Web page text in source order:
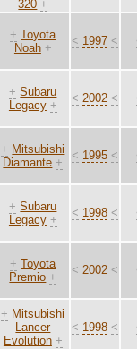
320 +
+ Toyota
Noah +
< 1997 <
+ Subaru
Legacy +
< 2002 <
+ Mitsubishi
Diamante +
< 1995 <
+ Subaru
Legacy +
< 1998 <
+ Toyota
Premio +
< 2002 <
+ Mitsubishi
Lancer
Evolution +
< 1998 <